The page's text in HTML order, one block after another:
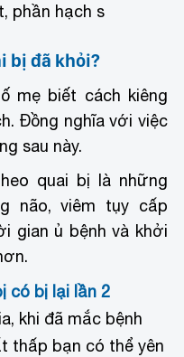
phần hạch s
bị đã khỏi?
mẹ biết cách kiêng
Đồng nghĩa với việc
sau này.
quai bị là những
não, viêm tụy cấp
gian ủ bệnh và khởi
có bị lại lần 2
khi đã mắc bệnh
thấp bạn có thể yên